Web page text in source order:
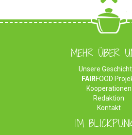
MEHR ÜBER
Unsere
FAIRFOOD
Kooperationen
Redaktion
Kontakt
IM